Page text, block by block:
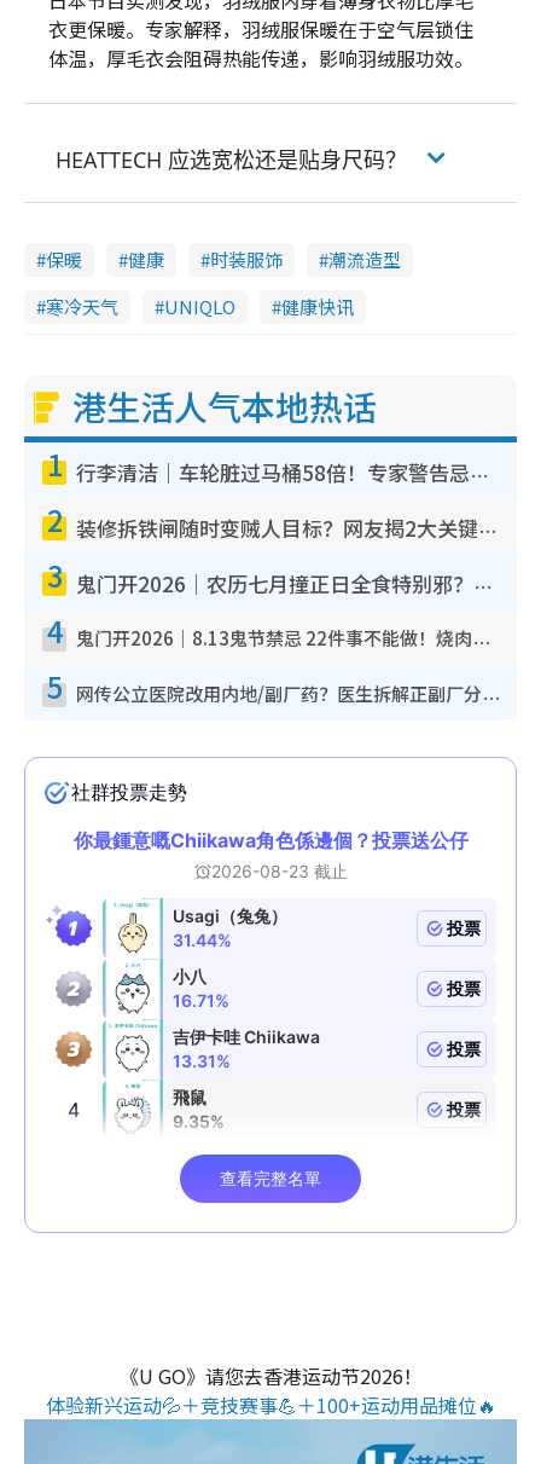
衣更保暖。专家解释，羽绒服保暖在于空气层锁住
体温，厚毛衣会阻碍热能传递，影响羽绒服功效。
HEATTECH 应选宽松还是贴身尺码？
保暖 健康 时装服饰
潮流造型
寒冷天气
UNIQLO 健康快讯
港生活人气本地热话
1 行李清洁｜车轮脏过马桶58倍！专家警告忌用酒精擦 教1招免脏手除菌
2 装修拆铁闸随时变贼人目标？网友揭2大关键用途：装新款等于白装？附新旧铁闸分别
3 鬼门开2026｜农历七月撞正日全食特别邪？专家警告切忌做一事！揭4大禁忌+2招保平安
4 鬼门开2026｜8.13鬼节禁忌 22件事不能做！烧肉、刺身要少食？半夜勿吹口哨/打给个电话
5 网传公立医院改用内地/副厂药？医生拆解正副厂分别，揭4类人换药随时出事
《U GO》请您去香港运动节2026！
体验新兴运动💦＋竞技赛事💪＋100+运动用品摊位🔥